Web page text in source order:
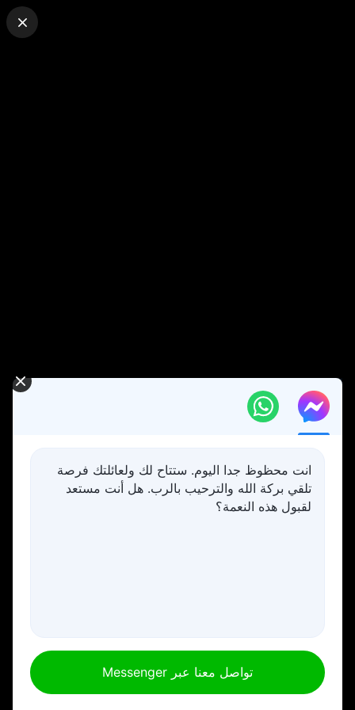
انت محظوظ جدا اليوم. ستتاح لك ولعائلتك فرصة
تلقي بركة الله والترحيب بالرب. هل أنت مستعد
لقبول هذه النعمة؟
تواصل معنا عبر Messenger